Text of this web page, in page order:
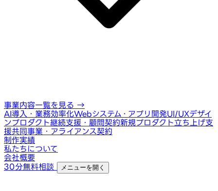
事業内容一覧を見る →
AI導入・業務効率化Webシステム・アプリ開発UI/UXデザイ
ンプロダクト継続支援・顧問契約新規プロダクト立ち上げ支
援共同事業・アライアンス契約
制作実績
私たちについて
会社概要
30分無料相談
メニューを開く